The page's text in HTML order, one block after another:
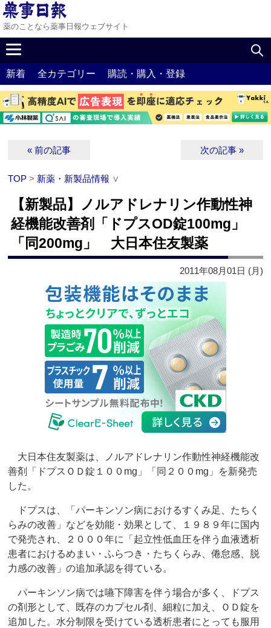
薬のことなら薬事日報ウェブサイト
新着 全カテゴリー 購読・購入・登録
« 前の記事 次の記事 »
TOP > 新薬・新製品情報 ∨
【新製品】ノルアドレナリン作動性神
経機能改善剤「ドプスOD錠100mg」
「同200mg」 大日本住友製薬
2011年08月01日 (月)
大日本住友製薬は、ノルアドレナリン作動性神経機能改
善剤「ドプスＯＤ錠１００mg」「同２００mg」を新発売
した。
ドプスは、「パーキンソン病におけるすくみ足、たちく
らみの改善」などを効能・効果として、１９８９年に国内
で発売され、２０００年に「起立性低血圧を伴う血液透析
患者におけるめまい・ふらつき・たちくらみ、倦怠感、脱
力感の改善」の追加承認を得ている。
パーキンソン病では嚥下障害を伴う場合が多く、ドプス
の剤形として、既存のカプセル剤、細粒に加え、ＯＤ錠を
追加した。水分制限を受けている透析患者にとっても服用